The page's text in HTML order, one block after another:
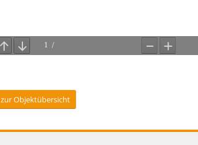
zur Objektübersicht